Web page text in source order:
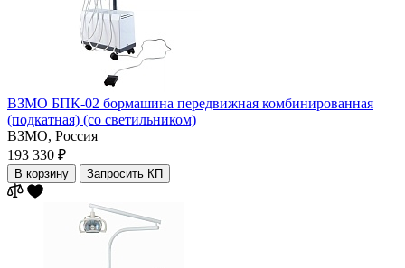
ВЗМО БПК-02 бормашина передвижная комбинированная
(подкатная) (со светильником)
ВЗМО, Россия
193 330 ₽
В корзину Запросить КП